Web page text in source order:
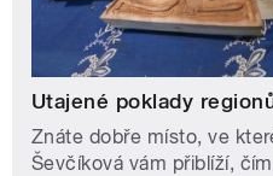
Utajené poklady
Znáte dobře místo, ve
Ševčíková vám přiblíží,